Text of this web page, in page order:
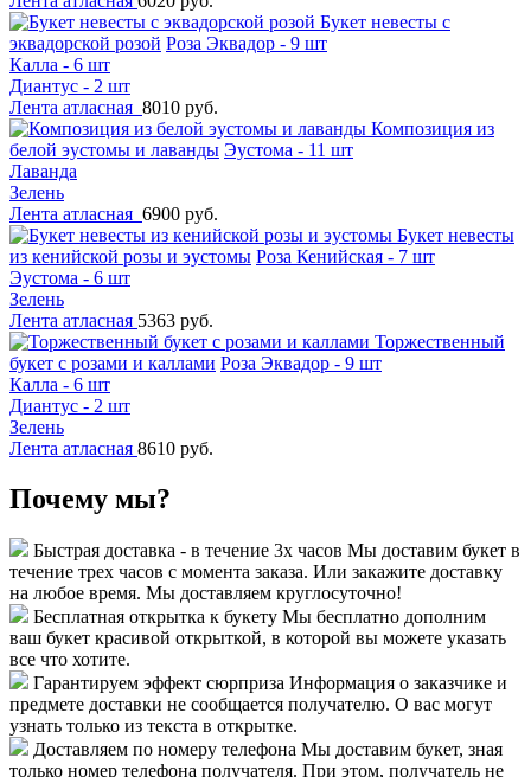
Букет невесты с
эквадорской розой Роза Эквадор - 9 шт
Калла - 6 шт
Диантус - 2 шт
Лента атласная 8010 руб.
Композиция из
белой эустомы и лаванды Эустома - 11 шт
Лаванда
Зелень
Лента атласная 6900 руб.
Букет невесты
из кенийской розы и эустомы Роза Кенийская - 7 шт
Эустома - 6 шт
Зелень
Лента атласная 5363 руб.
Торжественный
букет с розами и каллами Роза Эквадор - 9 шт
Калла - 6 шт
Диантус - 2 шт
Зелень
Лента атласная 8610 руб.
Почему мы?
Быстрая доставка - в течение 3х часов Мы доставим букет в
течение трех часов с момента заказа. Или закажите доставку
на любое время. Мы доставляем круглосуточно!
Бесплатная открытка к букету Мы бесплатно дополним
ваш букет красивой открыткой, в которой вы можете указать
все что хотите.
Гарантируем эффект сюрприза Информация о заказчике и
предмете доставки не сообщается получателю. О вас могут
узнать только из текста в открытке.
Доставляем по номеру телефона Мы доставим букет, зная
только номер телефона получателя. При этом, получатель не